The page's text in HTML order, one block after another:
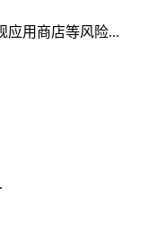
应用商店等风险...